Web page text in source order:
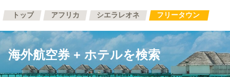
トップ アフリカ シエラレオネ フリータウン
海外航空券 + ホテルを検索